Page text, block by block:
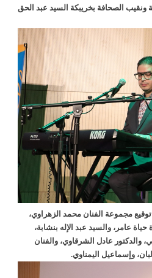
ونقيب الصحافة بخريبكة السيد عبد الحق
مجموعة الفنان محمد الزهراوي،
عامر، والسيد عبد الإله بنشابة،
والدكتور عادل الشرقاوي، والفنان
وإسماعيل اليمناوي.